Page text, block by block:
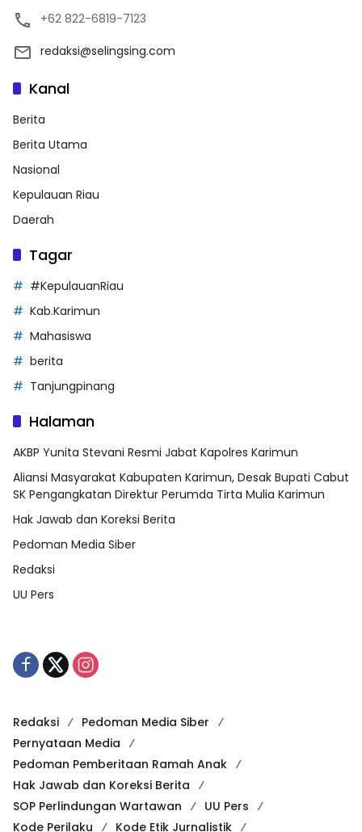
+62 822-6819-7123
redaksi@selingsing.com
Kanal
Berita
Berita Utama
Nasional
Kepulauan Riau
Daerah
Tagar
#KepulauanRiau
Kab.Karimun
Mahasiswa
berita
Tanjungpinang
Halaman
AKBP Yunita Stevani Resmi Jabat Kapolres Karimun
Aliansi Masyarakat Kabupaten Karimun, Desak Bupati Cabut
SK Pengangkatan Direktur Perumda Tirta Mulia Karimun
Hak Jawab dan Koreksi Berita
Pedoman Media Siber
Redaksi
UU Pers
Redaksi
Pedoman Media Siber
Pernyataan Media
Pedoman Pemberitaan Ramah Anak
Hak Jawab dan Koreksi Berita
SOP Perlindungan Wartawan
UU Pers
Kode Perilaku
Kode Etik Jurnalistik